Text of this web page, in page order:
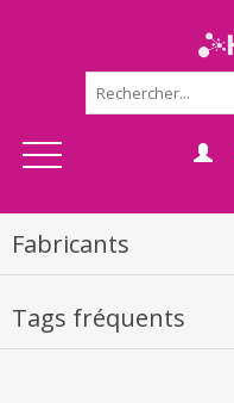
Fabricants
Tags fréquents